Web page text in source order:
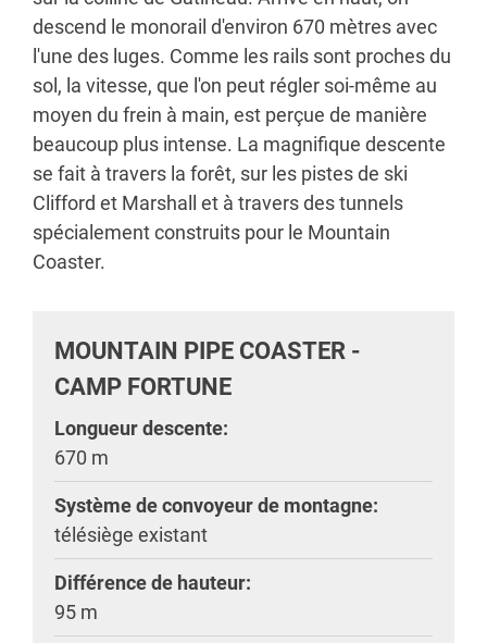
descend le monorail d'environ 670 mètres avec
l'une des luges. Comme les rails sont proches du
sol, la vitesse, que l'on peut régler soi-même au
moyen du frein à main, est perçue de manière
beaucoup plus intense. La magnifique descente
se fait à travers la forêt, sur les pistes de ski
Clifford et Marshall et à travers des tunnels
spécialement construits pour le Mountain
Coaster.
MOUNTAIN PIPE COASTER -
CAMP FORTUNE
Longueur descente:
670 m
Système de convoyeur de montagne:
télésiège existant
Différence de hauteur:
95 m